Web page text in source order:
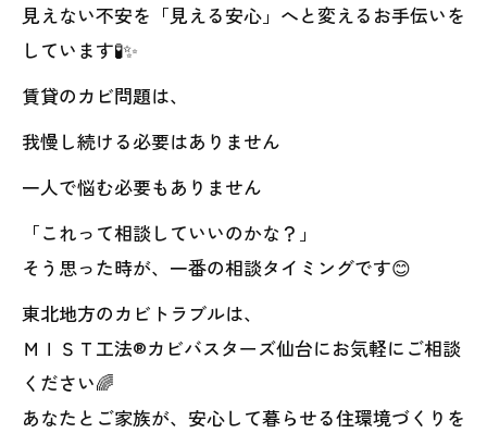
見えない不安を「見える安心」へと変えるお手伝いを
しています🧪✨
賃貸のカビ問題は、
我慢し続ける必要はありません
一人で悩む必要もありません
「これって相談していいのかな？」
そう思った時が、一番の相談タイミングです😊
東北地方のカビトラブルは、
ＭＩＳＴ工法®カビバスターズ仙台にお気軽にご相談
ください🌈
あなたとご家族が、安心して暮らせる住環境づくりを